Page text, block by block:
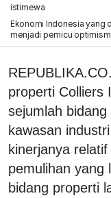
istimewa
Ekonomi Indonesia yang
menjadi pemicu
properti Colliers
sejumlah
kawasan
kinerjanya
pemulihan yang
bidang properti